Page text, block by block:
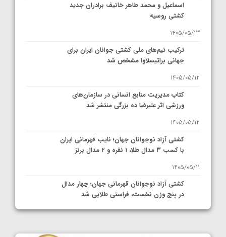
اسماعیل و محمد طاهر خانیف برادران جدید
کشتی روسیه
1405/05/13
ترکیب تیم‌های ملی کشتی جوانان ایران برای
جهانی براتیسلاوا مشخص شد
1405/05/12
کتاب مدیریت منابع انسانی در سازمان‌های
ورزشی اثر علیرضا ده بزرگی منتشر شد
1405/05/12
کشتی آزاد نوجوانان جهان؛ نایب قهرمانی ایران
با کسب ۳ مدال طلا، ۱ نقره و ۲ مدال برنز
1405/05/11
کشتی آزاد نوجوانان قهرمانی جهان؛ چهار مدال
در پنج وزن نخست، فراستی طلایی شد
1405/05/11